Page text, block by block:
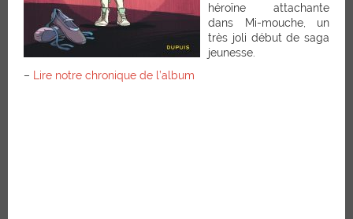
héroïne attachante
dans Mi-mouche, un
très joli début de saga
jeunesse.
–
Lire notre chronique de l’album